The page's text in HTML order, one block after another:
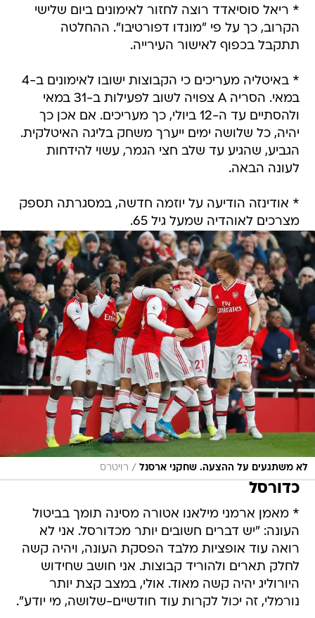
* ריאל סוסיאדד רוצה לחזור לאימונים ביום שלישי
הקרוב, כך על פי "מונדו דפורטיבו". ההחלטה
תתקבל בכפוף לאישור העירייה.
* באיטליה מעריכים כי הקבוצות ישובו לאימונים ב-4
במאי. הסריה A צפויה לשוב לפעילות ב-31 במאי
ולהסתיים עד ה-12 ביולי, כך מעריכים. אם אכן כך
יהיה, כל שלושה ימים ייערך משחק בליגה האיטלקית.
הגביע, שהגיע עד שלב חצי הגמר, עשוי להידחות
לעונה הבאה.
* אודינזה הודיעה על יוזמה חדשה, במסגרתה תספק
מצרכים לאוהדיה שמעל גיל 65.
לא משתגעים על ההצעה. שחקני ארסנל / רויטרס
כדורסל
* מאמן ארמני מילאנו אטורה מסינה תומך בביטול
העונה: "יש דברים חשובים יותר מכדורסל. אני לא
רואה עוד אופציות מלבד הפסקת העונה, ויהיה קשה
לחלק תארים ולהוריד קבוצות. אני חושב שחידוש
היורוליג יהיה קשה מאוד. אולי, במצב קצת יותר
נורמלי, זה יכול לקרות עוד חודשיים-שלושה, מי יודע".